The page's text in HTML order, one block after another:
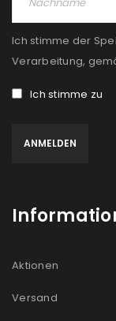
Ich stimme der
Verarbeitung,
Ich stimme zu
Aktionen
Versand